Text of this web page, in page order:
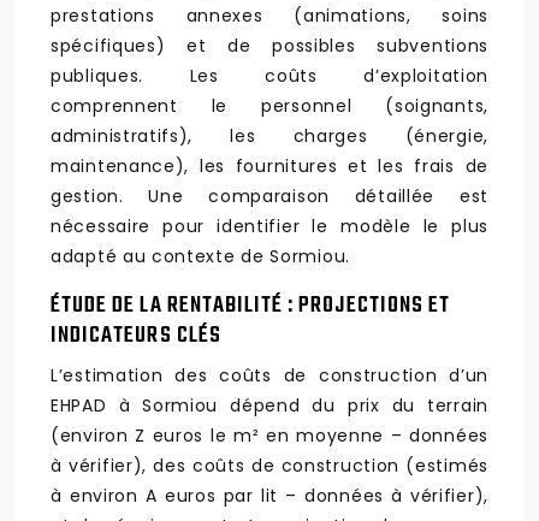
prestations annexes (animations, soins
spécifiques) et de possibles subventions
publiques. Les coûts d’exploitation
comprennent le personnel (soignants,
administratifs), les charges (énergie,
maintenance), les fournitures et les frais de
gestion. Une comparaison détaillée est
nécessaire pour identifier le modèle le plus
adapté au contexte de Sormiou.
ÉTUDE DE LA RENTABILITÉ : PROJECTIONS ET
INDICATEURS CLÉS
L’estimation des coûts de construction d’un
EHPAD à Sormiou dépend du prix du terrain
(environ Z euros le m² en moyenne – données
à vérifier), des coûts de construction (estimés
à environ A euros par lit – données à vérifier),